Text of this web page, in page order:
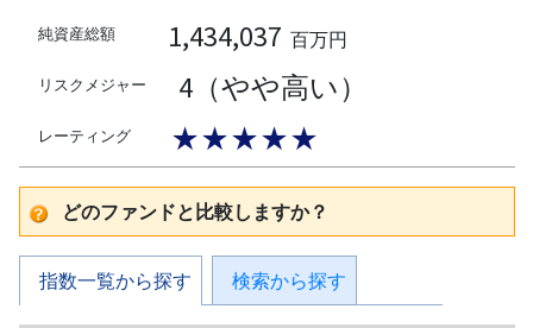
純資産総額 1,434,037 百万円
リスクメジャー 4（やや高い）
レーティング ★★★★★
どのファンドと比較しますか？
指数一覧から探す 検索から探す